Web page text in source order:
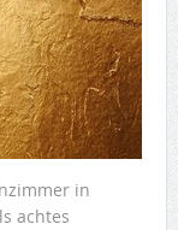
in
achtes